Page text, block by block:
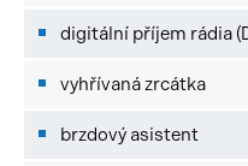
digitální příjem rádia
vyhřívaná zrcátka
brzdový asistent